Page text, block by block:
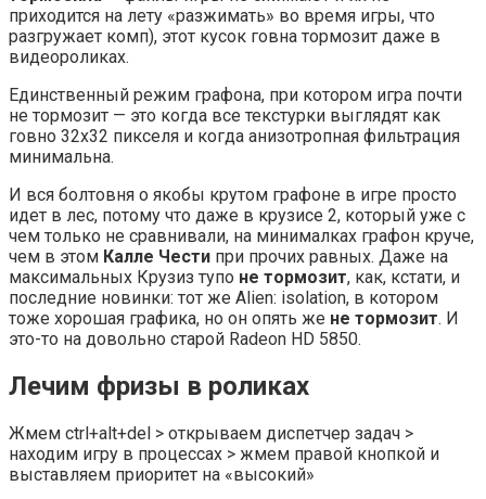
приходится на лету «разжимать» во время игры, что
разгружает комп), этот кусок говна тормозит даже в
видеороликах.
Единственный режим графона, при котором игра почти
не тормозит — это когда все текстурки выглядят как
говно 32х32 пикселя и когда анизотропная фильтрация
минимальна.
И вся болтовня о якобы крутом графоне в игре просто
идет в лес, потому что даже в крузисе 2, который уже с
чем только не сравнивали, на минималках графон круче,
чем в этом Калле Чести при прочих равных. Даже на
максимальных Крузиз тупо не тормозит, как, кстати, и
последние новинки: тот же Alien: isolation, в котором
тоже хорошая графика, но он опять же не тормозит. И
это-то на довольно старой Radeon HD 5850.
Лечим фризы в роликах
Жмем ctrl+alt+del > открываем диспетчер задач >
находим игру в процессах > жмем правой кнопкой и
выставляем приоритет на «высокий»